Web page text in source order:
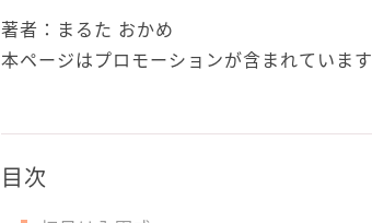
著者：まるた おかめ
本ページはプロモーションが含まれています
目次